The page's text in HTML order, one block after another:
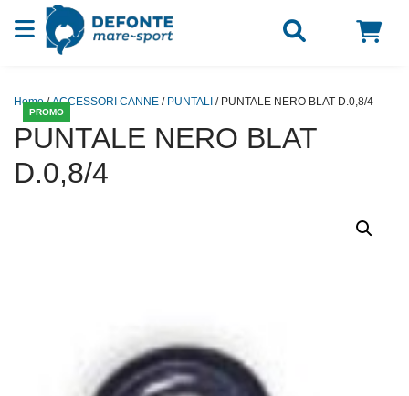
Vai al contenuto
PROMO
Home/ACCESSORI CANNE / PUNTALI / PUNTALE NERO BLAT D.0,8/4
PUNTALE NERO BLAT
D.0,8/4